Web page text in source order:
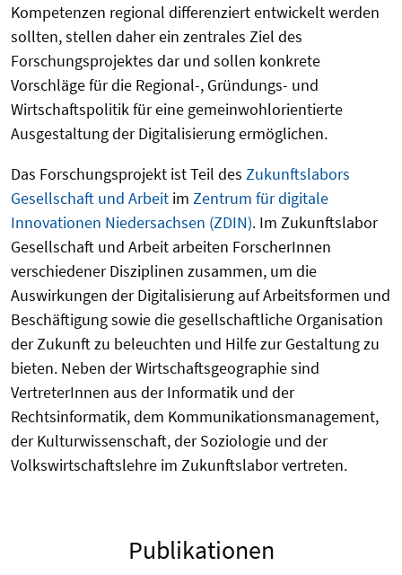
Kompetenzen regional differenziert entwickelt werden
sollten, stellen daher ein zentrales Ziel des
Forschungsprojektes dar und sollen konkrete
Vorschläge für die Regional-, Gründungs- und
Wirtschaftspolitik für eine gemeinwohlorientierte
Ausgestaltung der Digitalisierung ermöglichen.
Das Forschungsprojekt ist Teil des Zukunftslabors
Gesellschaft und Arbeit im Zentrum für digitale
Innovationen Niedersachsen (ZDIN). Im Zukunftslabor
Gesellschaft und Arbeit arbeiten ForscherInnen
verschiedener Disziplinen zusammen, um die
Auswirkungen der Digitalisierung auf Arbeitsformen und
Beschäftigung sowie die gesellschaftliche Organisation
der Zukunft zu beleuchten und Hilfe zur Gestaltung zu
bieten. Neben der Wirtschaftsgeographie sind
VertreterInnen aus der Informatik und der
Rechtsinformatik, dem Kommunikationsmanagement,
der Kulturwissenschaft, der Soziologie und der
Volkswirtschaftslehre im Zukunftslabor vertreten.
Publikationen